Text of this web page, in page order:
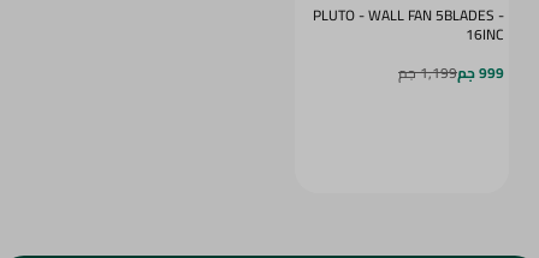
PLUTO - WALL FAN 5BLADES -
16INC
999 جم
1,199 جم